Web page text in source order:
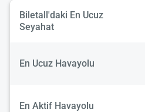
Biletall'daki En Ucuz
Seyahat
En Ucuz Havayolu
En Aktif Havayolu